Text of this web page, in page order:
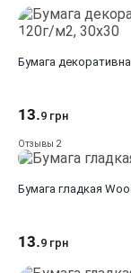
Бумага
13.9 грн
Отзывы 2
Бумага гладкая
13.9 грн